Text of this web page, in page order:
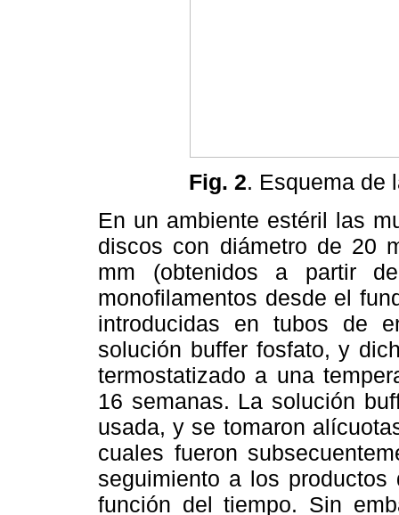
Fig. 2. Esquema de
En un ambiente estéril las
discos con diámetro de 20
mm (obtenidos a partir
monofilamentos desde el
introducidas en tubos de
solución buffer fosfato, y
termostatizado a una
16 semanas. La solución
usada, y se tomaron
cuales fueron
seguimiento a los
función del tiempo. Sin